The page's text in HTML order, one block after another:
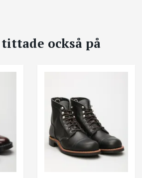
också på